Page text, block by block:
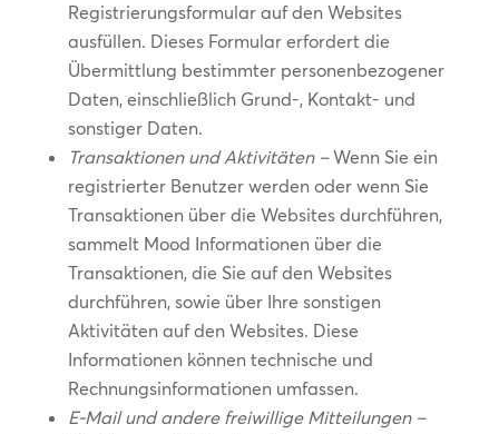
Registrierungsformular auf den Websites
ausfüllen. Dieses Formular erfordert die
Übermittlung bestimmter personenbezogener
Daten, einschließlich Grund-, Kontakt- und
sonstiger Daten.
Transaktionen und Aktivitäten –Wenn Sie ein
registrierter Benutzer werden oder wenn Sie
Transaktionen über die Websites durchführen,
sammelt Mood Informationen über die
Transaktionen, die Sie auf den Websites
durchführen, sowie über Ihre sonstigen
Aktivitäten auf den Websites. Diese
Informationen können technische und
Rechnungsinformationen umfassen.
E-Mail und andere freiwillige Mitteilungen –